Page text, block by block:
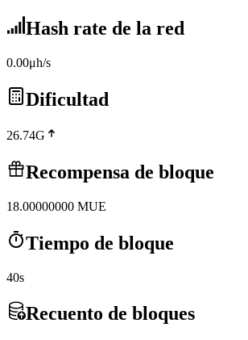
Hash rate de la red
0.00μh/s
Dificultad
26.74G
Recompensa de bloque
18.00000000 MUE
Tiempo de bloque
40s
Recuento de bloques